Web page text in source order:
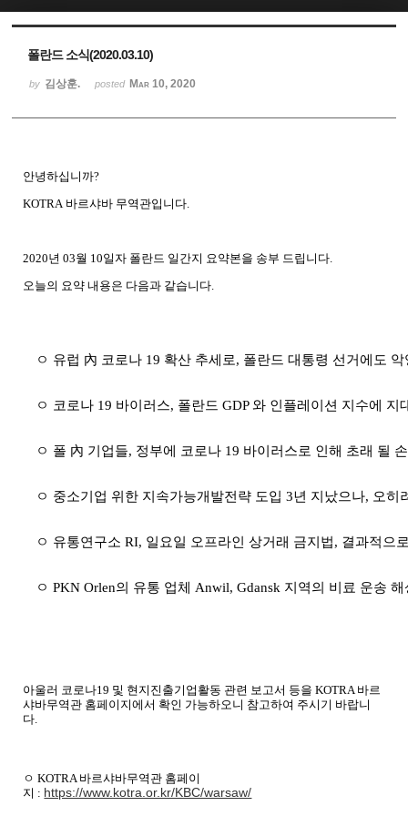
폴란드 소식(2020.03.10)
by 김상훈. posted Mar 10, 2020
안녕하십니까?
KOTRA 바르샤바 무역관입니다.
2020년 03월 10일자 폴란드 일간지 요약본을 송부 드립니다.
오늘의 요약 내용은 다음과 같습니다.
ㅇ 유럽 內 코로나19 확산 추세로, 폴란드 대통령 선거에도 악
ㅇ 코로나19 바이러스, 폴란드 GDP와 인플레이션 지수에 지
ㅇ 폴 內 기업들, 정부에 코로나19 바이러스로 인해 초래 될
ㅇ 중소기업 위한 지속가능개발전략 도입 3년 지났으나, 오히
ㅇ 유통연구소 RI, 일요일 오프라인 상거래 금지법, 결과적으
ㅇ PKN Orlen의 유통 업체 Anwil, Gdansk 지역의 비료 운송
아울러 코로나19 및 현지진출기업활동 관련 보고서 등을KOTRA바르
샤바무역관 홈페이지에서 확인 가능하오니 참고하여 주시기 바랍니
다.
ㅇ KOTRA바르샤바무역관 홈페이
지 : https://www.kotra.or.kr/KBC/warsaw/
Sketchbook5, 스케치북5